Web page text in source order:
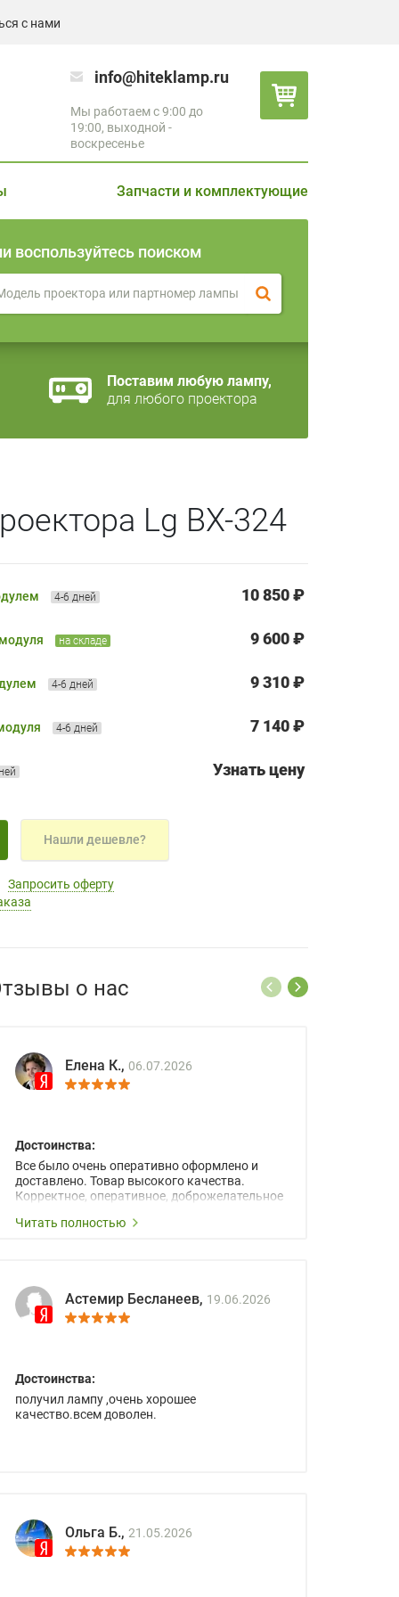
с нами
info@hiteklamp.ru
Мы работаем с 9:00 до
19:00, выходной -
воскресенье
Запчасти и комплектующие
воспользуйтесь поиском
Поставим любую лампу,
для любого проектора
Lg BX-324
4-6 дней 10 850 ₽
на складе 9 600 ₽
4-6 дней 9 310 ₽
4-6 дней 7 140 ₽
Узнать цену
Нашли дешевле?
Запросить оферту
о нас
Елена К., 06.07.2026
Достоинства:
Все было очень оперативно оформлено и
доставлено. Товар высокого качества.
Корректное, оперативное, доброжелательное
Читать полностью
Астемир Бесланеев, 19.06.2026
Достоинства:
получил лампу ,очень хорошее
качество.всем доволен.
Ольга Б., 21.05.2026